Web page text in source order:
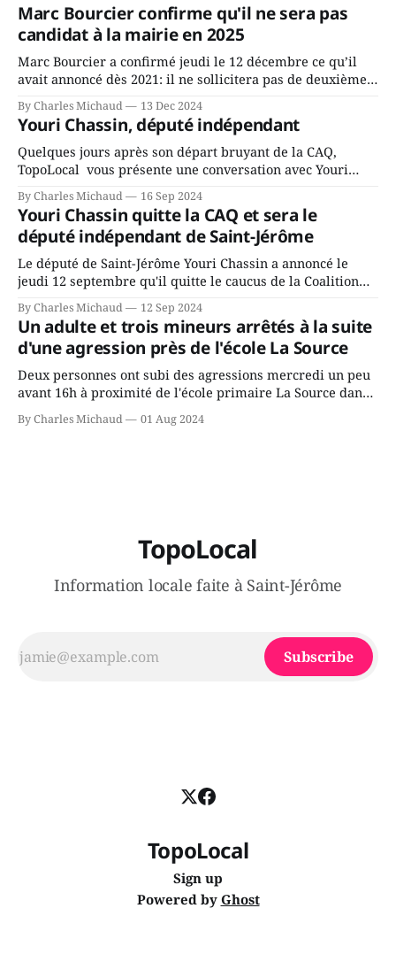
Marc Bourcier confirme qu'il ne sera pas
candidat à la mairie en 2025
Marc Bourcier a confirmé jeudi le 12 décembre ce qu’il
avait annoncé dès 2021: il ne sollicitera pas de deuxième
fait l’annonce en s’adressant aux employés de la ville,
rassemblés en soirée pour leur traditionnel souper
By Charles Michaud 13 Dec 2024
Youri Chassin, député indépendant
Quelques jours après son départ bruyant de la CAQ,
TopoLocal vous présente une conversation avec Youri
depuis longtemps? Sera-t-il candidat indépendant dans 2
ans? Joindrait-il un autre parti, par exemple les
conservateurs d’Éric Duhaime? Que lui
By Charles Michaud 16 Sep 2024
Youri Chassin quitte la CAQ et sera le
député indépendant de Saint-Jérôme
Le député de Saint-Jérôme Youri Chassin a annoncé le
jeudi 12 septembre qu'il quitte le caucus de la Coalition
gouvernement de la CAQ, surtout de son incapacité, qu'il
juge chronique, à offrir des
By Charles Michaud 12 Sep 2024
Un adulte et trois mineurs arrêtés à la suite
d'une agression près de l'école La Source
Deux personnes ont subi des agressions mercredi un peu
avant 16h à proximité de l'école primaire La Source dans
victimes aurait été écrasée sous un véhicule et aspergée
By Charles Michaud 01 Aug 2024
TopoLocal
Information locale faite à Saint-Jérôme
Subscribe
TopoLocal
Sign up
Powered by Ghost